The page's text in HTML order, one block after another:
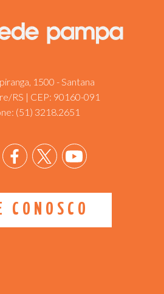
1500 - Santana
RS | CEP: 90160-091
(51) 3218.2651
CONOSCO